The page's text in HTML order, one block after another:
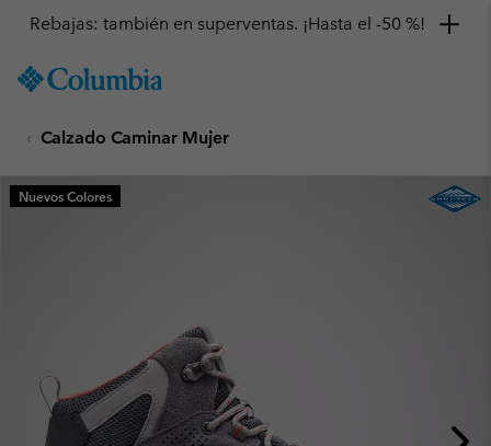
TO
SKIP
MAIN
NAV
Rebajas: también en superventas. ¡Hasta el -50 %!
Calzado Caminar Mujer
Nuevos Colores